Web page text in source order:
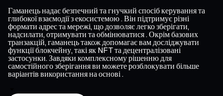
Гаманець надає безпечний та гнучкий спосіб керування та
глибокої взаємодії з екосистемою . Він підтримує різні
формати адрес та мережі, що дозволяє легко зберігати,
надсилати, отримувати та обмінюватися . Окрім базових
транзакцій, гаманець також допомагає вам досліджувати
функції блокчейну, такі як NFT та децентралізовані
застосунки. Завдяки комплексному рішенню для
самостійного зберігання ви можете розблокувати більше
варіантів використання на основі .